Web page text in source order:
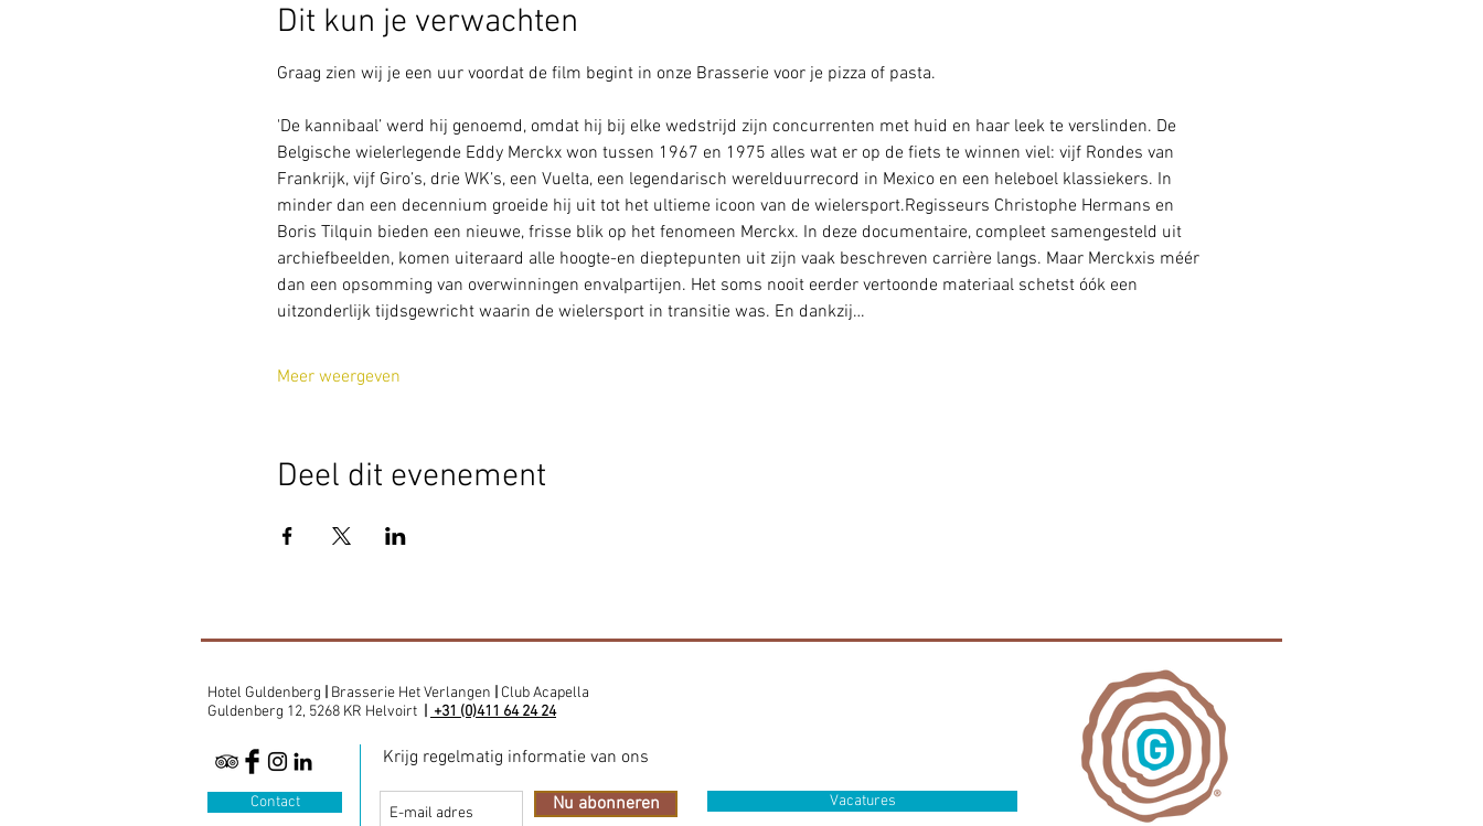
Dit kun je verwachten
Graag zien wij je een uur voordat de film begint in onze Brasserie voor je pizza of pasta.
'De kannibaal’ werd hij genoemd, omdat hij bij elke wedstrijd zijn concurrenten met huid en haar leek te verslinden. De
Belgische wielerlegende Eddy Merckx won tussen 1967 en 1975 alles wat er op de fiets te winnen viel: vijf Rondes van
Frankrijk, vijf Giro’s, drie WK’s, een Vuelta, een legendarisch werelduurrecord in Mexico en een heleboel klassiekers. In
minder dan een decennium groeide hij uit tot het ultieme icoon van de wielersport.Regisseurs Christophe Hermans en
Boris Tilquin bieden een nieuwe, frisse blik op het fenomeen Merckx. In deze documentaire, compleet samengesteld uit
archiefbeelden, komen uiteraard alle hoogte-en dieptepunten uit zijn vaak beschreven carrière langs. Maar Merckxis méér
dan een opsomming van overwinningen envalpartijen. Het soms nooit eerder vertoonde materiaal schetst óók een
uitzonderlijk tijdsgewricht waarin de wielersport in transitie was. En dankzij…
Meer weergeven
Deel dit evenement
Hotel Guldenberg Brasserie Het Verlangen
Club Acapella
Guldenberg 12, 5268 KR Helvoirt
+31 (0)411 64 24 24
Contact
Krijg regelmatig informatie van ons
Nu abonneren Vacatures